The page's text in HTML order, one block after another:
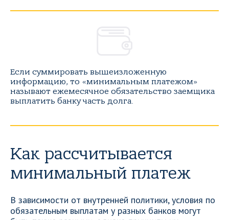
Если суммировать вышеизложенную
информацию, то «минимальным платежом»
называют ежемесячное обязательство заемщика
выплатить банку часть долга.
Как рассчитывается
минимальный платеж
В зависимости от внутренней политики, условия по
обязательным выплатам у разных банков могут